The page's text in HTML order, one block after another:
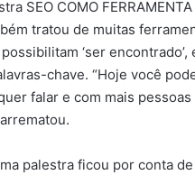
SEO COMO FERRAMENTA
tratou de muitas
‘ser encontrado’,
chave. “Hoje você
falar e com mais pessoas
palestra ficou por conta